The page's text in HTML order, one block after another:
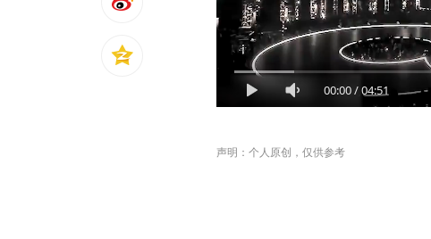
00:00/04:51
声明：个人原创，仅供参考